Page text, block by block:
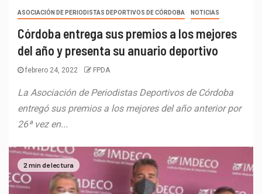
ASOCIACIÓN DE PERIODISTAS DEPORTIVOS DE CÓRDOBA NOTICIAS
Córdoba entrega sus premios a los mejores
del año y presenta su anuario deportivo
febrero 24, 2022 FPDA
La Asociación de Periodistas Deportivos de Córdoba
entregó sus premios a los mejores del año anterior por
26ª vez en...
2 min de lectura